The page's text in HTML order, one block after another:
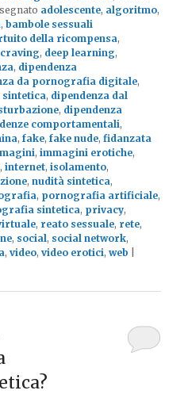
adolescente, algoritmo,
,bambole sessuali
della ricompensa,
craving, deep learning,
, dipendenza
da pornografia digitale,
sintetica, dipendenza dal
, dipendenza
comportamentali,
,fake,fake nude,fidanzata
,immagini erotiche,
,internet,isolamento,
,nudità sintetica,
, pornografia artificiale,
sintetica, privacy,
, reato sessuale, rete,
, social, social network,
,video,video erotici,web